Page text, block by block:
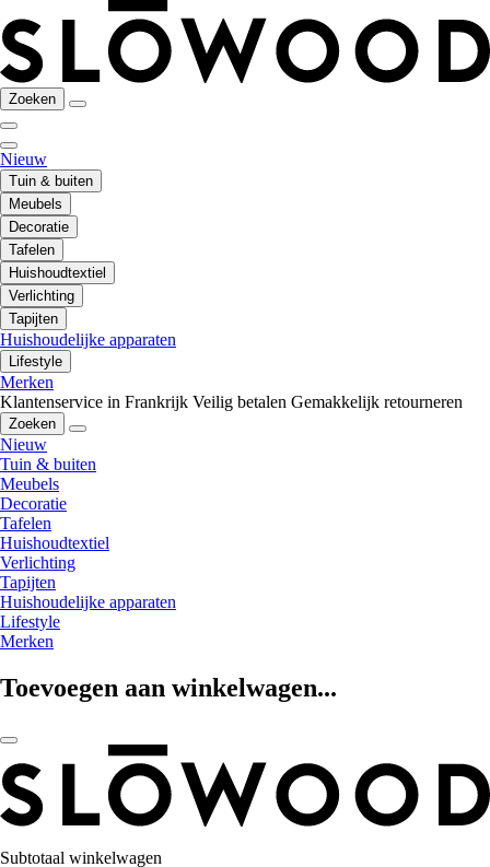
Zoeken
Nieuw
Tuin & buiten
Meubels
Decoratie
Tafelen
Huishoudtextiel
Verlichting
Tapijten
Huishoudelijke apparaten
Lifestyle
Merken
Klantenservice in Frankrijk Veilig betalen Gemakkelijk retourneren
Zoeken
Nieuw
Tuin & buiten
Meubels
Decoratie
Tafelen
Huishoudtextiel
Verlichting
Tapijten
Huishoudelijke apparaten
Lifestyle
Merken
Toevoegen aan winkelwagen...
Subtotaal winkelwagen